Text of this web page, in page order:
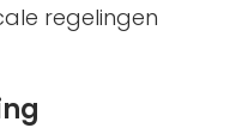
regelingen